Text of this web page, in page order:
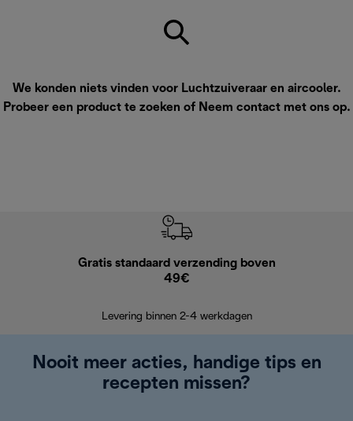
We konden niets vinden voor Luchtzuiveraar en aircooler.
Probeer een product te zoeken of Neem contact met ons op.
Gratis standaard verzending boven
49€
Levering binnen 2-4 werkdagen
Nooit meer acties, handige tips en
recepten missen?